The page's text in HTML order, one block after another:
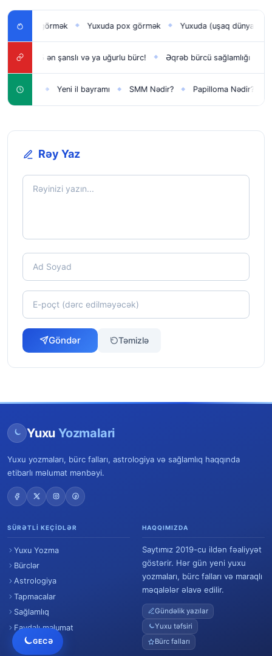
GECƏ
uşağı görmək ◆ Yuxuda pox görmək ◆ Yuxuda (uşaq dünyaya
◆ 5 ən şanslı və ya uğurlu bürc! ◆ Əqrəb bürcü sağlamlığı ◆
üçün Yeni il bayramı ◆ SMM Nədir? ◆ Papilloma Nədir? ◆
Rəy Yaz
Göndər Təmizlə
Yuxu Yozmalari
Yuxu yozmaları, bürc falları, astrologiya və sağlamlıq haqqında
etibarlı məlumat mənbəyi.
SÜRƏTLI KEÇIDLƏR
Yuxu Yozma
Bürclər
Astrologiya
Tapmacalar
Sağlamlıq
Faydalı məlumat
HAQQIMIZDA
Saytımız 2019-cu ildən fəaliyyət
göstərir. Hər gün yeni yuxu
yozmaları, bürc falları və maraqlı
məqalələr əlavə edilir.
Gündəlik yazılar
Yuxu təfsiri
Bürc falları